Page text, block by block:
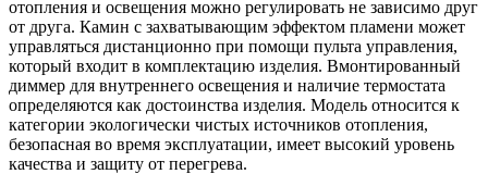
отопления и освещения можно регулировать не зависимо друг
от друга. Камин с захватывающим эффектом пламени может
управляться дистанционно при помощи пульта управления,
который входит в комплектацию изделия. Вмонтированный
диммер для внутреннего освещения и наличие термостата
определяются как достоинства изделия. Модель относится к
категории экологически чистых источников отопления,
безопасная во время эксплуатации, имеет высокий уровень
качества и защиту от перегрева.